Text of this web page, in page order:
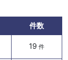
件数
19 件